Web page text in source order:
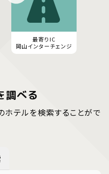
最寄りIC
岡山インターチェンジ
調べる
ホテルを検索することがで